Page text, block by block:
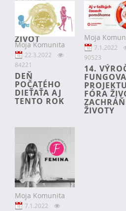
RODINA A
ZÁKLADNÉ
ĽUDSKÉ
PRÁVO NA
ŽIVOT
Moja Komunita
22.3.2022
84221
DEŇ
POČATÉHO
DIEŤAŤA AJ
TENTO ROK
Moja
7.1.2022
90523
14.
PROJEKTU
FÓRA
ŽIVOTY
Moja Komunita
7.1.2022